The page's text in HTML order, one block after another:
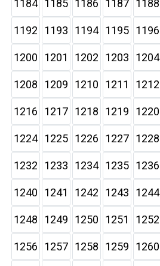
1184 1185 1186 1187 1188
1192 1193 1194 1195 1196
1200 1201 1202 1203 1204
1208 1209 1210 1211 1212
1216 1217 1218 1219 1220
1224 1225 1226 1227 1228
1232 1233 1234 1235 1236
1240 1241 1242 1243 1244
1248 1249 1250 1251 1252
1256 1257 1258 1259 1260